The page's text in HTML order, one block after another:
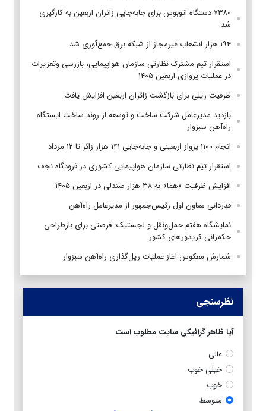
۷۳۸۰ دستگاه اتوبوس برای جابه‌جایی زائران اربعین به‌ کارگیری
شد
۱۹۴ هزار انشعاب غیرمجاز از شبکه برق جمع‌آوری شد
استقرار تیم مشترک نظارتی سازمان هواپیمایی، بازرسی وتعزیرات
در عملیات پروازی اربعین ۱۴۰۵
ظرفیت ریلی برای بازگشت زائران اربعین افزایش یافت
بازدید مدیرعامل شرکت ساخت و توسعه از روند ساخت ایستگاه
راه‌آهن سبزوار
انجام ۱۱۰۰ پرواز اربعینی و جابه‌جایی ۱۴۱ هزار زائر تا ۱۲ مرداد
استقرار تیم‌ نظارتی سازمان هواپیمایی کشوری در فرودگاه نجف
افزایش ظرفیت «هما» به ۳۸ هزار صندلی در اربعین ۱۴۰۵
قدردانی معاون اول رئیس‌جمهور از مدیرعامل راه‌آهن
نمایشگاه هفتم حمل‌ونقل و لجستیک؛ فرصتی برای بازطراحی
حکمرانی کریدورهای کشور
شمارش معکوس آغاز عملیات ریل‌گذاری راه‌آهن سبزوار
نظرسنجی
آیا ظاهر گرافیکی سایت مطلوب است
عالی
خیلی خوب
خوب
متوسط